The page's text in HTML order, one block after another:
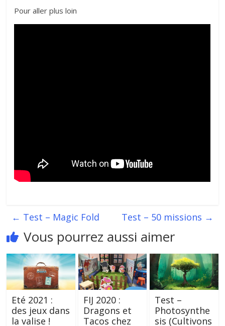
Pour aller plus loin
← Test – Magic Fold Test – 50 missions →
Vous pourrez aussi aimer
Eté 2021 :
des jeux dans
la valise !
FIJ 2020 :
Dragons et
Tacos chez
Test –
Photosynthe
sis (Cultivons